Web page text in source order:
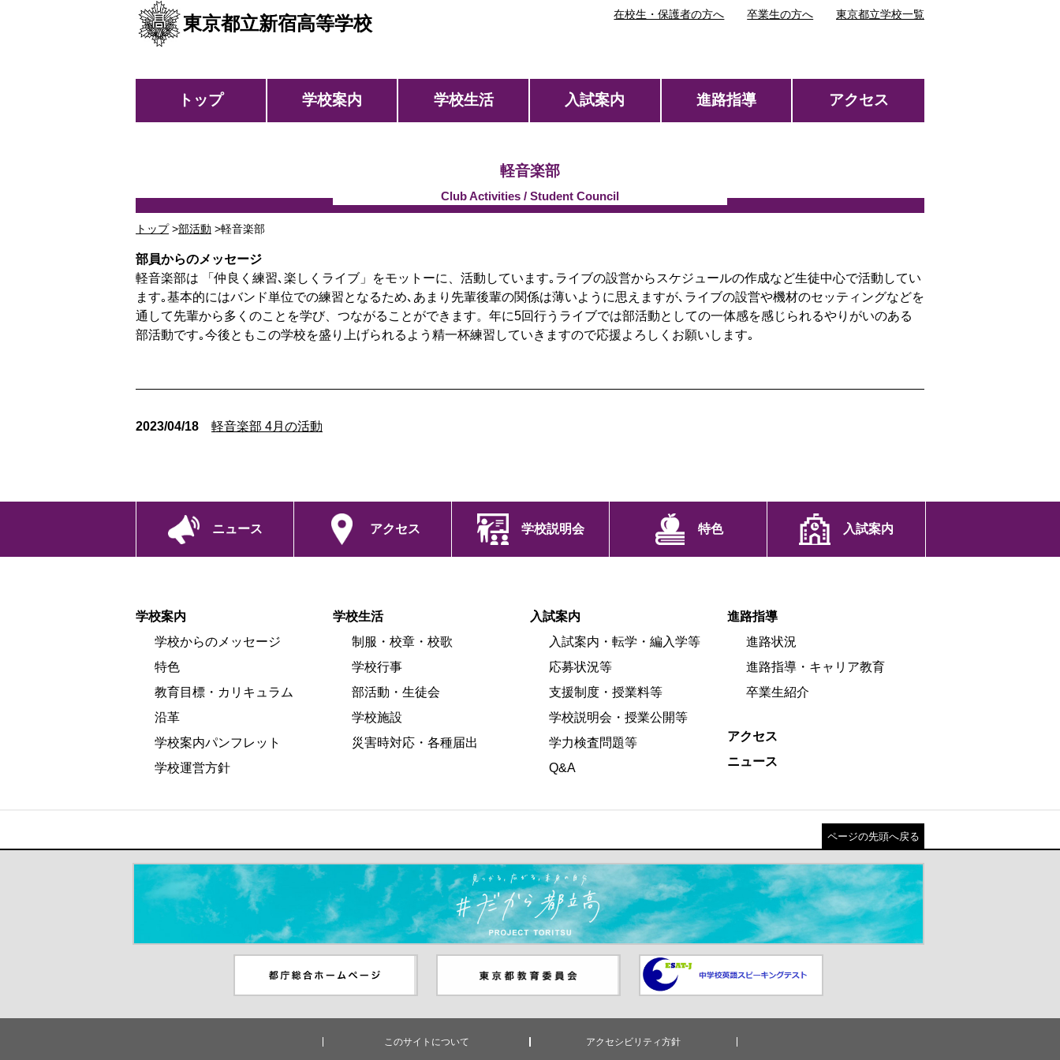
東京都立新宿高等学校
トップ 学校案内 学校生活 入試案内 進路指導 アクセス
在校生・保護者の方へ 卒業生の方へ 東京都立学校一覧
トップ>部活動 >軽音楽部
軽音楽部
部員からのメッセージ
軽音楽部は 「仲良く練習､楽しくライブ」をモットーに、活動しています｡ライブの設営からスケジュールの作成など生徒中心で活動してい
ます｡基本的にはバンド単位での練習となるため､あまり先輩後輩の関係は薄いように思えますが､ライブの設営や機材のセッティングなどを
通して先輩から多くのことを学び、つながることができます。年に5回行うライブでは部活動としての一体感を感じられるやりがいのある
部活動です｡今後ともこの学校を盛り上げられるよう精一杯練習していきますので応援よろしくお願いします｡
2023/04/18 軽音楽部 4月の活動
ニュース アクセス 学校説明会 特色 入試案内
学校案内
学校からのメッセージ
特色
教育目標・カリキュラム
沿革
学校案内パンフレット
学校運営方針
学校生活
制服・校章・校歌
学校行事
部活動・生徒会
学校施設
災害時対応・各種届出
入試案内
入試案内・転学・編入学等
応募状況等
支援制度・授業料等
学校説明会・授業公開等
学力検査問題等
Q&A
進路指導
進路状況
進路指導・キャリア教育
卒業生紹介
アクセス
ニュース
ページの先頭へ戻る
＃だから都立高（別ウインドウが開きます）
ンドウが開きます）
ウが開きます）
中学校英語スピーキングテスト
（別ウインドウが開きます）
このサイトについて アクセシビリティ方針